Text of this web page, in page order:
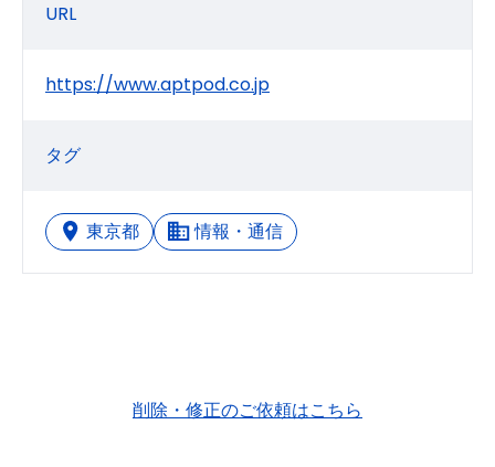
URL
https://www.aptpod.co.jp
タグ
東京都 情報・通信
削除・修正のご依頼はこちら